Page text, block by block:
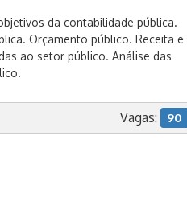
da contabilidade pública.
Orçamento público. Receita e
ao setor público. Análise das
Vagas: 90